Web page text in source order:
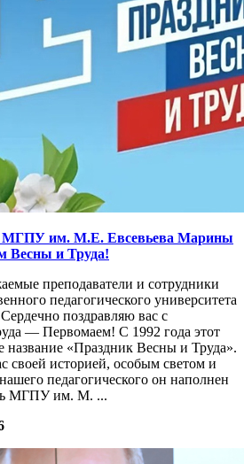
МГПУ им. М.Е. Евсевьева Марины
Весны и Труда!
преподаватели и сотрудники
педагогического университета
поздравляю вас с
— Первомаем! С 1992 года этот
название «Праздник Весны и Труда».
своей историей, особым светом и
педагогического он наполнен
МГПУ им. М. ...